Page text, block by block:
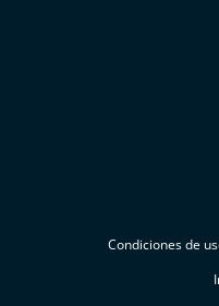
Condiciones de